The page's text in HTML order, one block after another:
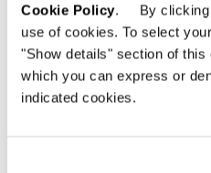
Cookie Policy. By clicking
use of cookies. To select
"Show details" section of
which you can express or
indicated cookies.